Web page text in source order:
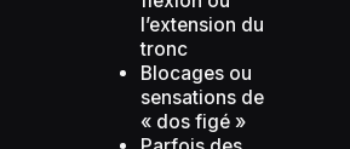
l’extension du
tronc
Blocages ou
sensations de
« dos figé »